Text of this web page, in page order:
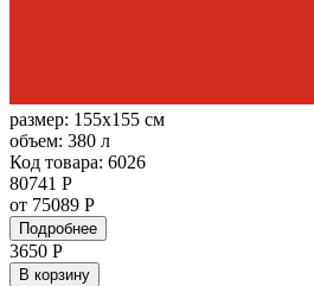
размер: 155x155 см
объем: 380 л
Код товара: 6026
80741 Р
от 75089 Р
Подробнее
3650 Р
В корзину